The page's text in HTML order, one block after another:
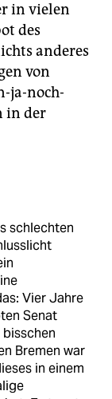
in vielen
des
anderes
von
ja-noch-
in der
schlechten
Vier Jahre
Senat
Bremen war
in einem